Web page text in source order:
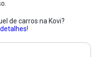
de carros na Kovi?
!